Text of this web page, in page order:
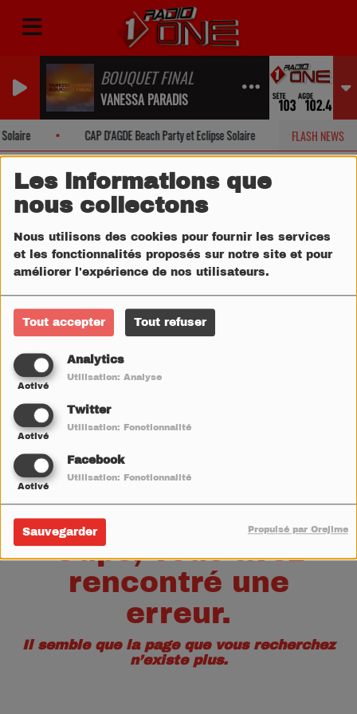
Les informations que
nous collectons
Nous utilisons des cookies pour fournir les services
et les fonctionnalités proposés sur notre site et pour
améliorer l'expérience de nos utilisateurs.
Tout accepter Tout refuser
Analytics
Activé
Utilisation: Analyse
Twitter
Activé
Utilisation: Fonctionnalité
Facebook
Activé
Utilisation: Fonctionnalité
Sauvegarder Propulsé par Orejime
BOUQUET FINAL
VANESSA PARADIS
FLASH NEWS
CAP D'AGDE Beach Party et Eclipse Solaire POUSSAN
Oups, vous avez
rencontré une
erreur.
Il semble que la page que vous recherchez
n’existe plus.